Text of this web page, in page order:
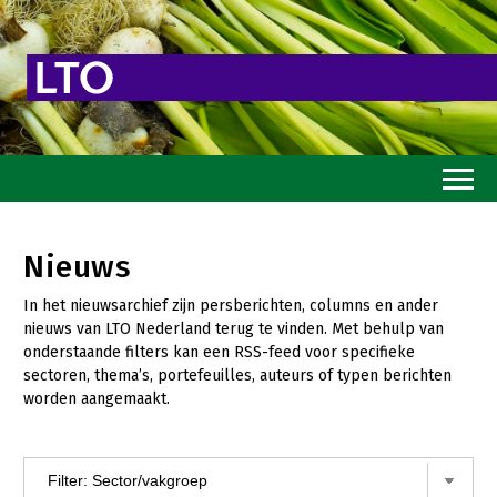
Toekomstvisie
Goed eten
Mooi groen
Sterk ondernemerschap
Nieuws
In het nieuwsarchief zijn persberichten, columns en ander
nieuws van LTO Nederland terug te vinden. Met behulp van
onderstaande filters kan een RSS-feed voor specifieke
sectoren, thema’s, portefeuilles, auteurs of typen berichten
worden aangemaakt.